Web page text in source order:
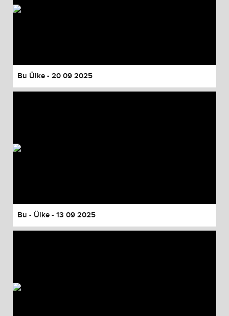
Bu Ülke - 20 09 2025
Bu - Ülke - 13 09 2025